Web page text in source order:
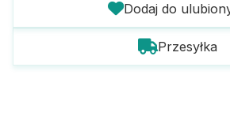
Dodaj do
Przesyłka